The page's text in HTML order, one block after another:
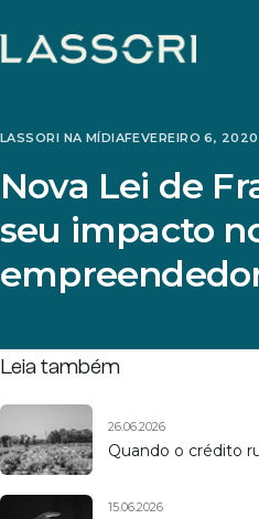
LASSORI NA MÍDIAFEVEREIRO 6, 2020
Nova Lei de
seu impacto
Leia também
26.06.2026
Quando o crédito
15.06.2026